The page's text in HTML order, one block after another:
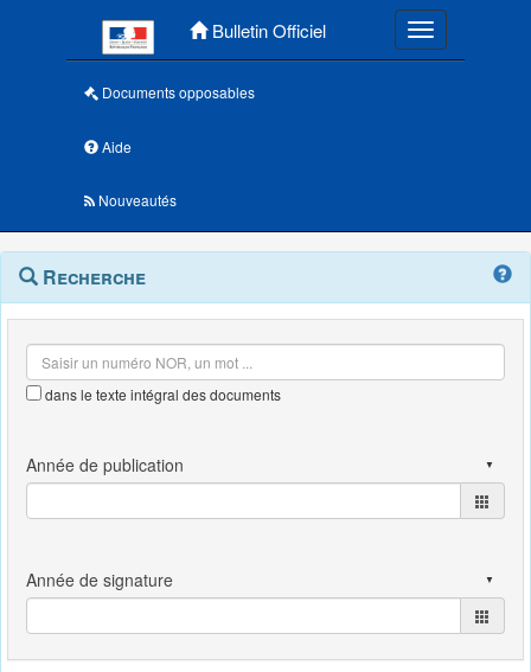
Bulletin Officiel Toggle
Documents opposables
Aide
Nouveautés
Navigation
outils
Menu
contextuel
Recherche
dans le texte intégral des documents